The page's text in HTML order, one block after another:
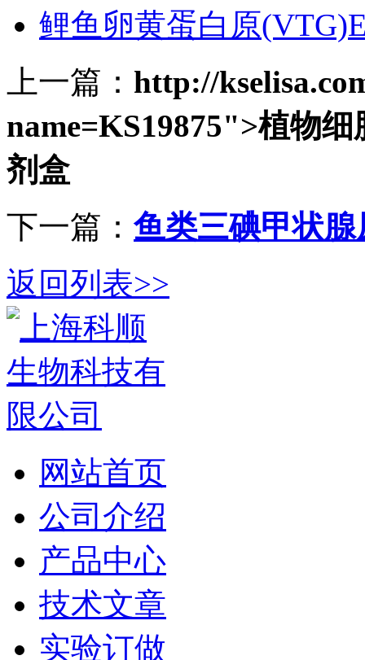
鲤鱼卵黄蛋白原
上一篇： http://
name=KS19875">植物
剂盒
下一篇： 鱼类三碘甲状
返回列表>>
网站首页
公司介绍
产品中心
技术文章
实验订做